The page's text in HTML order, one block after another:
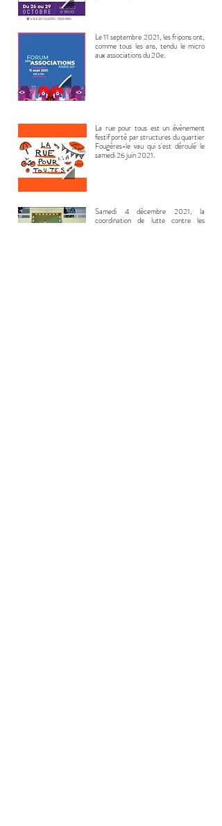
Le 11 septembre 2021, les fripons ont,
comme tous les ans, tendu le micro
aux associations du 20e.
La rue pour tous est un événement
festif porté par structures du quartier
Fougères-le vau qui s'est déroulé le
samedi 26 juin 2021.
Samedi 4 décembre 2021, la
coordination de lutte contre les